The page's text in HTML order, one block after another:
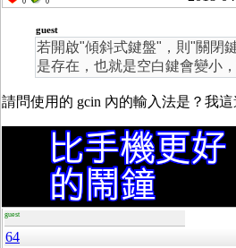
0 0
guest
若開啟"傾斜式鍵盤"，則"關閉
是存在，也就是空白鍵會變小，
請問使用的 gcin 內的輸入法是？我這
guest
64